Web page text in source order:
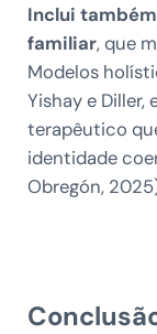
Inclui
familiar, que
Modelos
Yishay e
terapêutico
identidade
Obregón,